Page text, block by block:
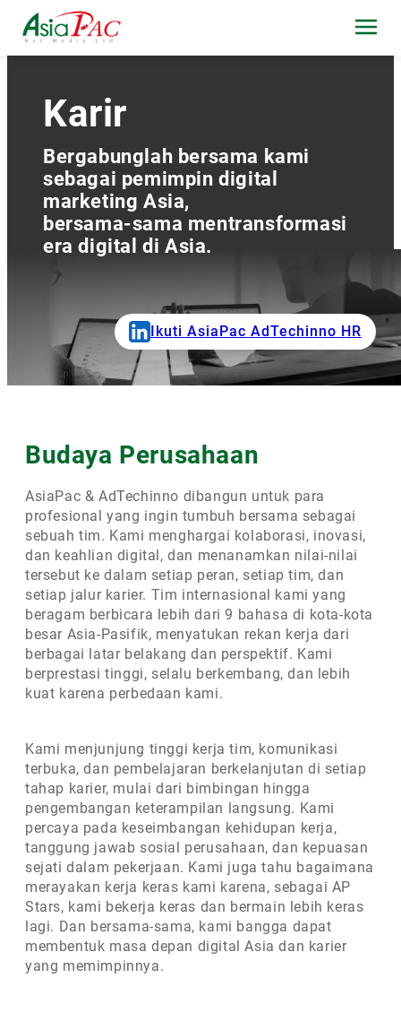
Karir
Bergabunglah bersama kami
sebagai pemimpin digital
marketing Asia,
bersama-sama mentransformasi
era digital di Asia.
Ikuti AsiaPac AdTechinno HR
Budaya Perusahaan
AsiaPac & AdTechinno dibangun untuk para
profesional yang ingin tumbuh bersama sebagai
sebuah tim. Kami menghargai kolaborasi, inovasi,
dan keahlian digital, dan menanamkan nilai-nilai
tersebut ke dalam setiap peran, setiap tim, dan
setiap jalur karier. Tim internasional kami yang
beragam berbicara lebih dari 9 bahasa di kota-kota
besar Asia-Pasifik, menyatukan rekan kerja dari
berbagai latar belakang dan perspektif. Kami
berprestasi tinggi, selalu berkembang, dan lebih
kuat karena perbedaan kami.
Kami menjunjung tinggi kerja tim, komunikasi
terbuka, dan pembelajaran berkelanjutan di setiap
tahap karier, mulai dari bimbingan hingga
pengembangan keterampilan langsung. Kami
percaya pada keseimbangan kehidupan kerja,
tanggung jawab sosial perusahaan, dan kepuasan
sejati dalam pekerjaan. Kami juga tahu bagaimana
merayakan kerja keras kami karena, sebagai AP
Stars, kami bekerja keras dan bermain lebih keras
lagi. Dan bersama-sama, kami bangga dapat
membentuk masa depan digital Asia dan karier
yang memimpinnya.